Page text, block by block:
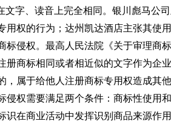
文字、读音上完全相同。银川彪马公
用权的行为；达州凯达酒店主张其使
标侵权。最高人民法院《关于审理商
册商标相同或者相近似的文字作为企
，属于给他人注册商标专用权造成其
侵权需要满足两个条件：商标性使用
识在商业活动中发挥识别商品来源作